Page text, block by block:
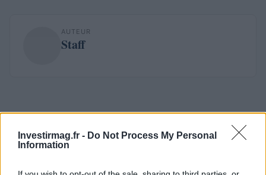
Investirmag.fr - Do Not Process My Personal
Information
AUTEUR
Staff